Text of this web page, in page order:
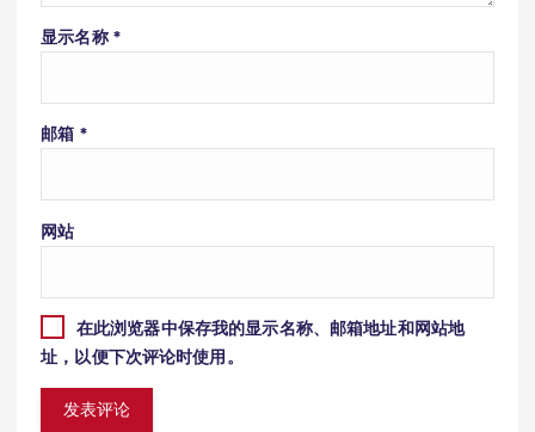
显示名称 *
邮箱 *
网站
在此浏览器中保存我的显示名称、邮箱地址和网站地
址，以便下次评论时使用。